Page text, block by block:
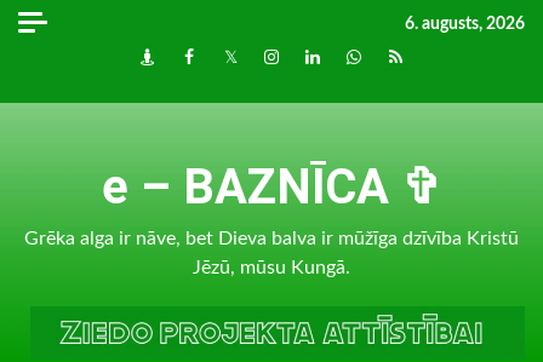
Skip
6. augusts, 2026
DraugiemFacebook
TwitterInstagram
LinkedInwhatsapp
RSS
e – BAZNĪCA ✞
Grēka alga ir nāve, bet Dieva balva ir mūžīga dzīvība Kristū
Jēzū, mūsu Kungā.